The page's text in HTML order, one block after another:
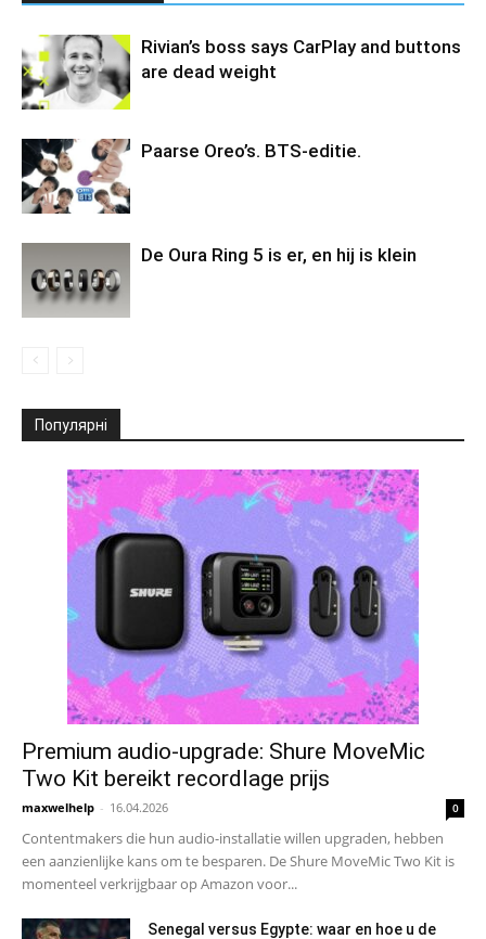
Rivian’s boss says CarPlay and buttons
are dead weight
Paarse Oreo’s. BTS-editie.
De Oura Ring 5 is er, en hij is klein
Популярні
Premium audio-upgrade: Shure MoveMic
Two Kit bereikt recordlage prijs
maxwelhelp - 16.04.2026 0
Contentmakers die hun audio-installatie willen upgraden, hebben
een aanzienlijke kans om te besparen. De Shure MoveMic Two Kit is
momenteel verkrijgbaar op Amazon voor...
Senegal versus Egypte: waar en hoe u de